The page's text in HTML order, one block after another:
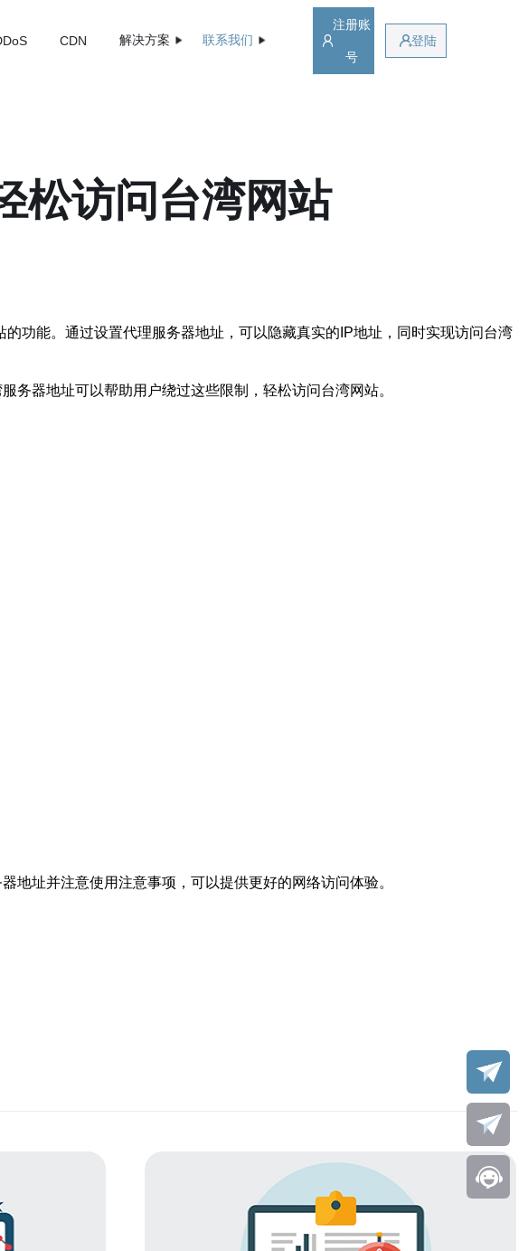
CDN 解决方案 联系我们
注册账
号
登陆
松访问台湾网站
功能。通过设置代理服务器地址，可以隐藏真实的IP地址，同时实现访问台湾
务器地址可以帮助用户绕过这些限制，轻松访问台湾网站。
地址并注意使用注意事项，可以提供更好的网络访问体验。